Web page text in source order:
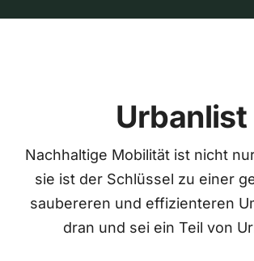
Urbanlist
Nachhaltige Mobilität ist nicht
sie ist der Schlüssel zu einer
saubereren und effizienteren
dran und sei ein Teil von